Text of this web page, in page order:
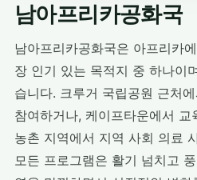
남아프리카공화국
남아프리카공화국은 아프리카
장 인기 있는 목적지 중 하나이
습니다. 크루거 국립공원 근처
참여하거나, 케이프타운에서
농촌 지역에서 지역 사회 의료
모든 프로그램은 활기 넘치고